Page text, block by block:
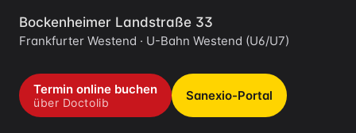
Bockenheimer Landstraße 33
Frankfurter Westend · U-Bahn Westend (U6/U7)
Termin online buchen
über Doctolib Sanexio-Portal